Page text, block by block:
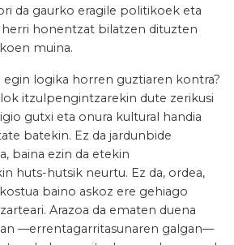
da gaurko eragile politikoek eta
honentzat bilatzen dituzten
muina.
egin logika horren guztiaren kontra?
itzulpengintzarekin dute zerikusi
gutxi eta onura kultural handia
batekin. Ez da jardunbide
baina ezin da etekin
huts-hutsik neurtu. Ez da, ordea,
baino askoz ere gehiago
Arazoa da ematen duena
—errentagarritasunaren galgan—